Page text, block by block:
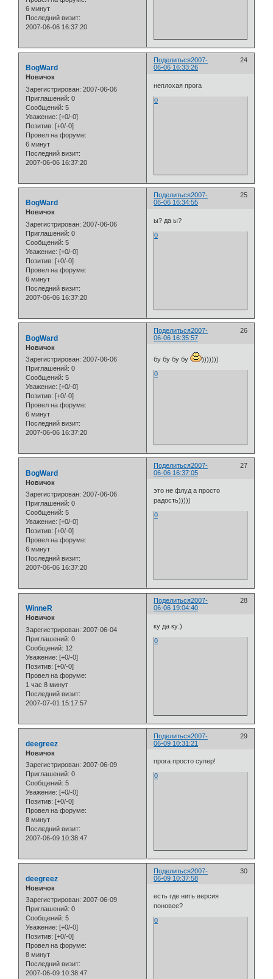
6 минут
Последний визит:
2007-06-06 16:37:20
Поделиться 24
2007-
06-06 16:33:26
BogWard
Новичок
Зарегистрирован: 2007-06-06
Приглашений: 0
Сообщений: 5
Уважение: [+0/-0]
Позитив: [+0/-0]
Провел на форуме:
6 минут
Последний визит:
2007-06-06 16:37:20
неплохая прога
0
Поделиться 25
2007-
06-06 16:34:55
BogWard
Новичок
Зарегистрирован: 2007-06-06
Приглашений: 0
Сообщений: 5
Уважение: [+0/-0]
Позитив: [+0/-0]
Провел на форуме:
6 минут
Последний визит:
2007-06-06 16:37:20
ы? да ы?
0
Поделиться 26
2007-
06-06 16:35:57
BogWard
Новичок
Зарегистрирован: 2007-06-06
Приглашений: 0
Сообщений: 5
Уважение: [+0/-0]
Позитив: [+0/-0]
Провел на форуме:
6 минут
Последний визит:
2007-06-06 16:37:20
бу бу бу бу
)))))))
0
Поделиться 27
2007-
06-06 16:37:05
BogWard
Новичок
Зарегистрирован: 2007-06-06
Приглашений: 0
Сообщений: 5
Уважение: [+0/-0]
Позитив: [+0/-0]
Провел на форуме:
6 минут
Последний визит:
2007-06-06 16:37:20
это не флуд а просто
радость)))))
0
Поделиться 28
2007-
06-06 19:04:40
WinneR
Новичок
Зарегистрирован: 2007-06-04
Приглашений: 0
Сообщений: 12
Уважение: [+0/-0]
Позитив: [+0/-0]
Провел на форуме:
1 час 8 минут
Последний визит:
2007-07-01 15:17:57
ку да ку:)
0
Поделиться 29
2007-
06-09 10:31:21
deegreez
Новичок
Зарегистрирован: 2007-06-09
Приглашений: 0
Сообщений: 5
Уважение: [+0/-0]
Позитив: [+0/-0]
Провел на форуме:
8 минут
Последний визит:
2007-06-09 10:38:47
прога просто супер!
0
Поделиться 30
2007-
06-09 10:37:58
deegreez
Новичок
Зарегистрирован: 2007-06-09
Приглашений: 0
Сообщений: 5
Уважение: [+0/-0]
Позитив: [+0/-0]
Провел на форуме:
8 минут
Последний визит:
2007-06-09 10:38:47
есть где нить версия
поновее?
0